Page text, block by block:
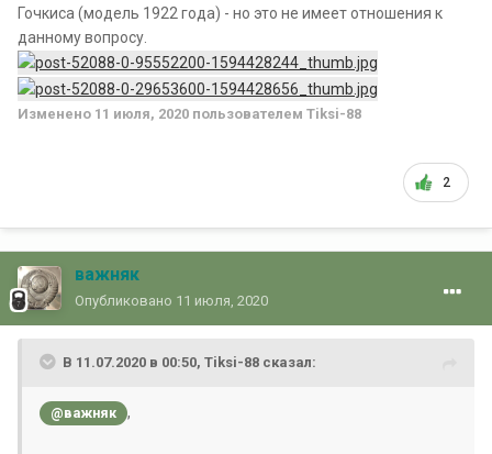
Гочкиса (модель 1922 года) - но это не имеет отношения к
данному вопросу.
Изменено 11 июля, 2020 пользователем Tiksi-88
2
важняк
Опубликовано 11 июля, 2020
В 11.07.2020 в 00:50, Tiksi-88 сказал:
@важняк ,